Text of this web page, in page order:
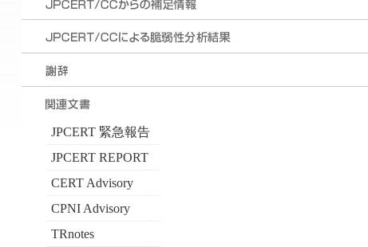
JPCERT 緊急報告
JPCERT REPORT
CERT Advisory
CPNI Advisory
TRnotes